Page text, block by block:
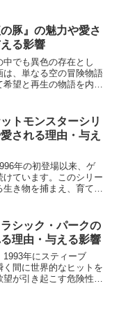
の豚』の魅力や愛さ
る影響
でも異色の存在とし
、単なる空の冒険物語
望と再生の物語を内包
ットモンスターシリ
される理由・与え
年の初登場以来、ゲ
ています。このシリー
き物を捕まえ、育て、
ラシック・パークの
理由・与える影響
年にスティーブ
間に世界的なヒットを
が引き起こす危険性を